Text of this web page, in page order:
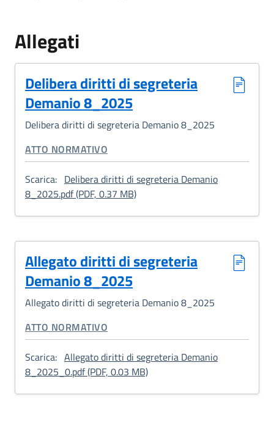
Allegati
Delibera diritti di segreteria
Demanio 8_2025
Delibera diritti di segreteria Demanio 8_2025
CATEGORIA CORRELATA:
ATTO NORMATIVO
Scarica: Delibera diritti di segreteria Demanio
8_2025.pdf (PDF, 0.37 MB): Delibera diritti di segreteria
Allegato diritti di segreteria
Demanio 8_2025
Allegato diritti di segreteria Demanio 8_2025
CATEGORIA CORRELATA:
ATTO NORMATIVO
Scarica: Allegato diritti di segreteria Demanio
8_2025_0.pdf (PDF, 0.03 MB): Allegato diritti di segreteria